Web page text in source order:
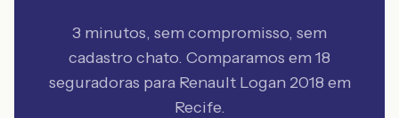
3 minutos, sem compromisso, sem
cadastro chato. Comparamos em 18
seguradoras para Renault Logan 2018 em
Recife.